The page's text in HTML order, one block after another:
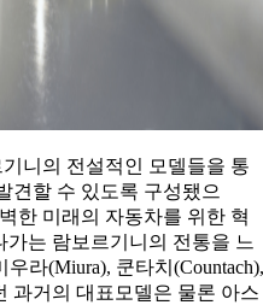
니의 전설적인 모델들을 통
견할 수 있도록 구성됐으
한 미래의 자동차를 위한 혁
는 람보르기니의 전통을 느
라(Miura), 쿤타치(Countach),
과거의 대표모델은 물론 아스